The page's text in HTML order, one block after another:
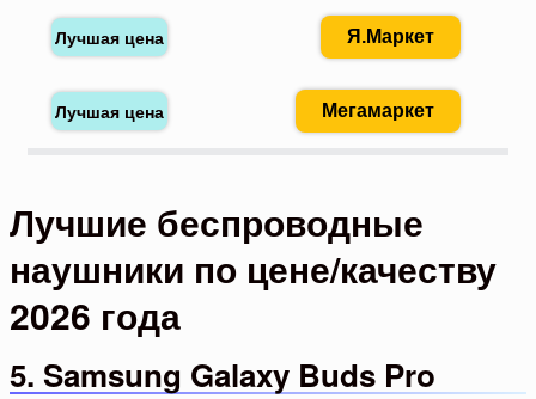
Я.Маркет
Мегамаркет
Лучшие беспроводные
наушники по цене/качеству
2026 года
5. Samsung Galaxy Buds Pro